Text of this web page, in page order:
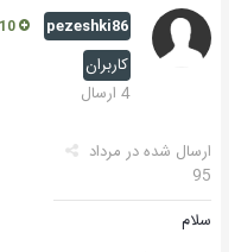
pezeshki86
کاربران
4 ارسال
ارسال شده در مرداد
95
سلام